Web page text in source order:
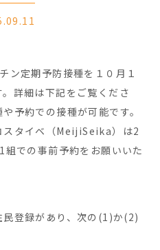
ン定期予防接種を１０月１
詳細は下記をご覧くださ
予約での接種が可能です。
スタイベ（MeijiSeika）は2
での事前予約をお願いいた
登録があり、次の(1)か(2)